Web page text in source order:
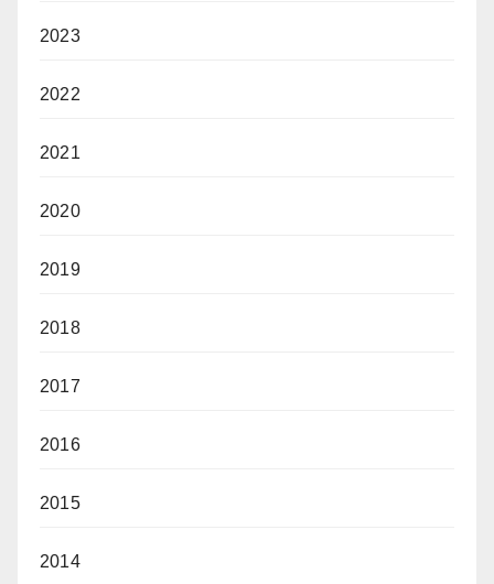
2023
2022
2021
2020
2019
2018
2017
2016
2015
2014